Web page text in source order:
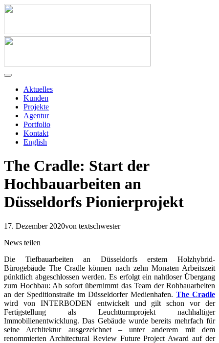
Aktuelles
Kunden
Projekte
Agentur
Portfolio
Kontakt
English
The Cradle: Start der
Hochbauarbeiten an
Düsseldorfs Pionierprojekt
17. Dezember 2020von textschwester
News teilen
Die Tiefbauarbeiten an Düsseldorfs erstem Holzhybrid-
Bürogebäude The Cradle können nach zehn Monaten Arbeitszeit
pünktlich abgeschlossen werden. Es erfolgt ein nahtloser Übergang
zum Hochbau: Ab sofort übernimmt das Team der Rohbauarbeiten
an der Speditionstraße im Düsseldorfer Medienhafen. The Cradle
wird von INTERBODEN entwickelt und gilt schon vor der
Fertigstellung als Leuchtturmprojekt nachhaltiger
Immobilienentwicklung. Das Gebäude wurde bereits mehrfach für
seine Architektur ausgezeichnet – unter anderem mit dem
renommierten Architectural Review Future Project Award auf der